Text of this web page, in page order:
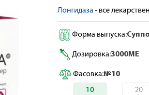
Лонгидаза - все
Форма выпуска:
Дозировка:3000МЕ
Фасовка:№10
10 20